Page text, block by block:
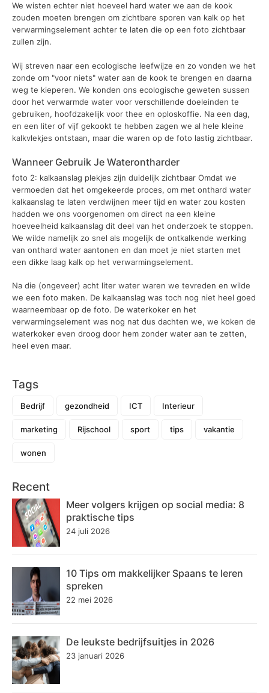
We wisten echter niet hoeveel hard water we aan de kook
zouden moeten brengen om zichtbare sporen van kalk op het
verwarmingselement achter te laten die op een foto zichtbaar
zullen zijn.
Wij streven naar een ecologische leefwijze en zo vonden we het
zonde om "voor niets" water aan de kook te brengen en daarna
weg te kieperen. We konden ons ecologische geweten sussen
door het verwarmde water voor verschillende doeleinden te
gebruiken, hoofdzakelijk voor thee en oploskoffie. Na een dag,
en een liter of vijf gekookt te hebben zagen we al hele kleine
kalkvlekjes ontstaan, maar die waren op de foto lastig zichtbaar.
Wanneer Gebruik Je Waterontharder
foto 2: kalkaanslag plekjes zijn duidelijk zichtbaar Omdat we
vermoeden dat het omgekeerde proces, om met onthard water
kalkaanslag te laten verdwijnen meer tijd en water zou kosten
hadden we ons voorgenomen om direct na een kleine
hoeveelheid kalkaanslag dit deel van het onderzoek te stoppen.
We wilde namelijk zo snel als mogelijk de ontkalkende werking
van onthard water aantonen en dan moet je niet starten met
een dikke laag kalk op het verwarmingselement.
Na die (ongeveer) acht liter water waren we tevreden en wilde
we een foto maken. De kalkaanslag was toch nog niet heel goed
waarneembaar op de foto. De waterkoker en het
verwarmingselement was nog nat dus dachten we, we koken de
waterkoker even droog door hem zonder water aan te zetten,
heel even maar.
Tags
Bedrijf gezondheid ICT Interieur
marketing Rijschool sport tips vakantie
wonen
Recent
Meer volgers krijgen op social media: 8
praktische tips
24 juli 2026
10 Tips om makkelijker Spaans te leren
spreken
22 mei 2026
De leukste bedrijfsuitjes in 2026
23 januari 2026